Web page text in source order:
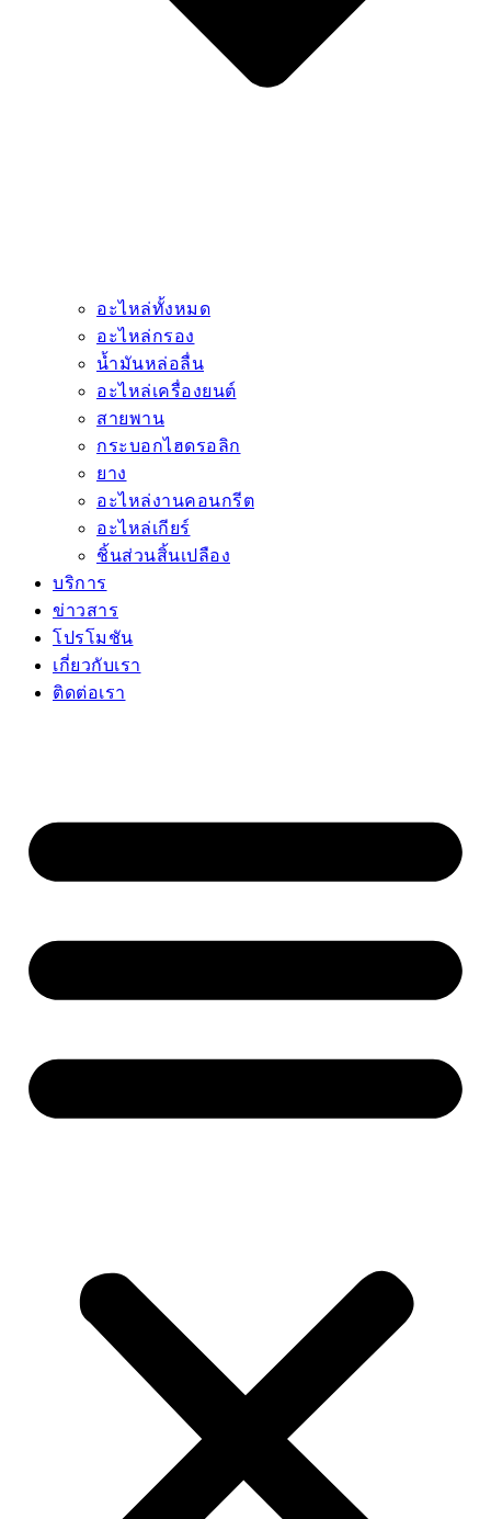
อะไหล่ทั้งหมด
อะไหล่กรอง
น้ำมันหล่อลื่น
อะไหล่เครื่องยนต์
สายพาน
กระบอกไฮดรอลิก
ยาง
อะไหล่งานคอนกรีต
อะไหล่เกียร์
ชิ้นส่วนสิ้นเปลือง
บริการ
ข่าวสาร
โปรโมชัน
เกี่ยวกับเรา
ติดต่อเรา